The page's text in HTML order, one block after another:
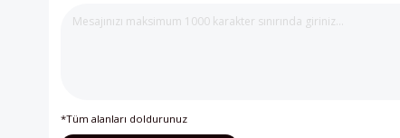
*Tüm alanları doldurunuz